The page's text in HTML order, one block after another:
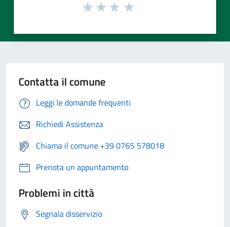
Contatta il comune
Leggi le domande frequenti
Richiedi Assistenza
Chiama il comune +39 0765 578018
Prenota un appuntamento
Problemi in città
Segnala disservizio